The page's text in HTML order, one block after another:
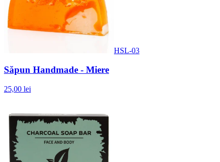
HSL-03
Săpun Handmade - Miere
25,00 lei